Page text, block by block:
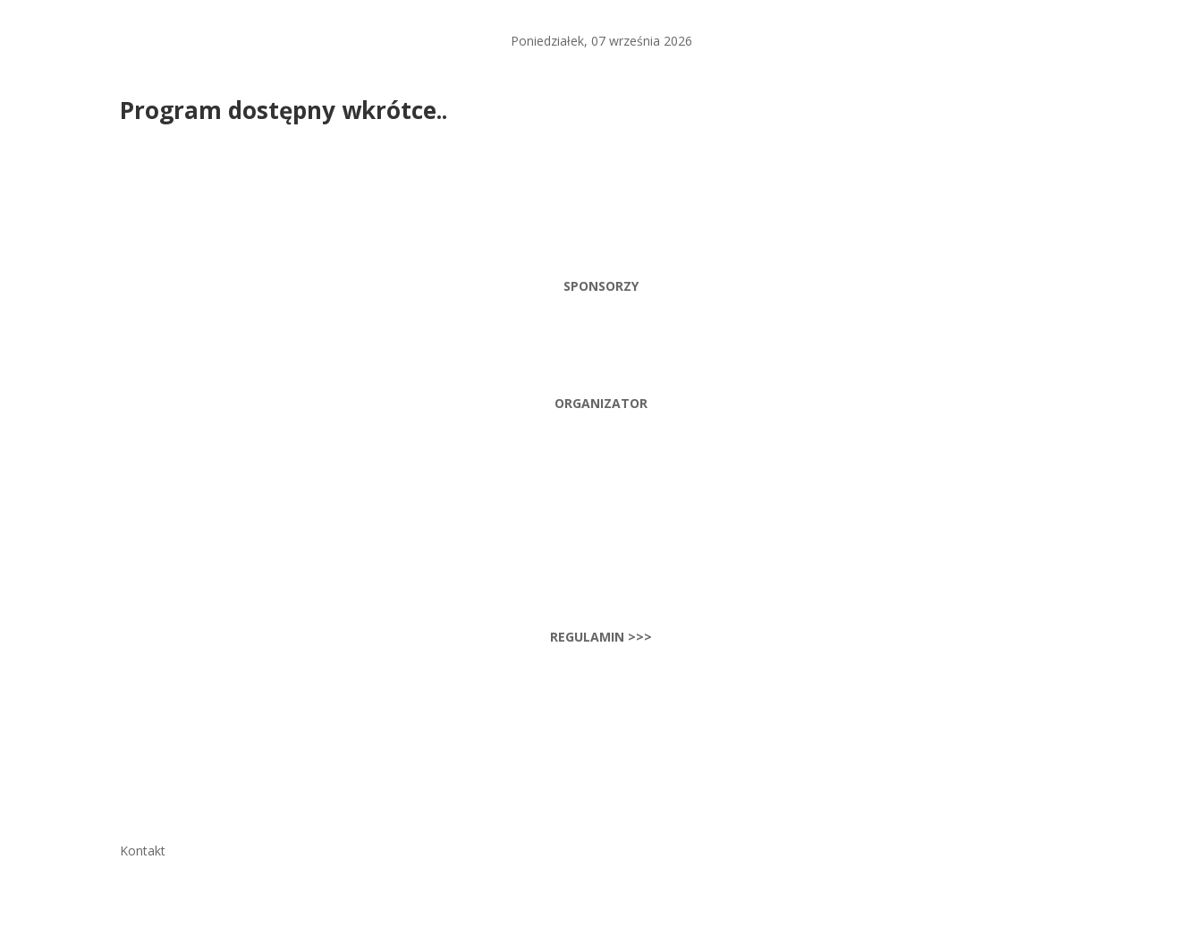
Poniedziałek, 07 września 2026
Program dostępny wkrótce..
SPONSORZY
ORGANIZATOR
REGULAMIN >>>
Kontakt